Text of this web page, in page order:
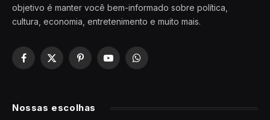
objetivo é manter você bem-informado sobre política,
cultura, economia, entretenimento e muito mais.
Facebook
X
PinterestYouTubeWhatsApp
Nossas escolhas